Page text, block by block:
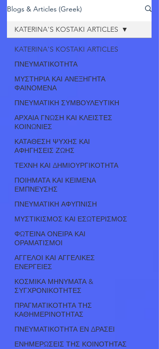
Blogs & Articles (Greek)
KATERINA'S KOSTAKI ARTICLES
ΠΝΕΥΜΑΤΙΚΟΤΗΤΑ
ΜΥΣΤΗΡΙΑ ΚΑΙ ΑΝΕΞΗΓΗΤΑ
ΦΑΙΝΟΜΕΝΑ
ΠΝΕΥΜΑΤΙΚΗ ΣΥΜΒΟΥΛΕΥΤΙΚΗ
ΑΡΧΑΙΑ ΓΝΩΣΗ ΚΑΙ ΚΛΕΙΣΤΕΣ
ΚΟΙΝΩΝΙΕΣ
ΚΑΤΑΘΕΣΗ ΨΥΧΗΣ ΚΑΙ
ΑΦΗΓΗΣΕΙΣ ΖΩΗΣ
ΤΕΧΝΗ ΚΑΙ ΔΗΜΙΟΥΡΓΙΚΟΤΗΤΑ
ΠΟΙΗΜΑΤΑ ΚΑΙ ΚΕΙΜΕΝΑ
ΕΜΠΝΕΥΣΗΣ
ΠΝΕΥΜΑΤΙΚΗ ΑΦΥΠΝΙΣΗ
ΜΥΣΤΙΚΙΣΜΟΣ ΚΑΙ ΕΣΩΤΕΡΙΣΜΟΣ
ΦΩΤΕΙΝΑ ΟΝΕΙΡΑ ΚΑΙ
ΟΡΑΜΑΤΙΣΜΟΙ
ΑΓΓΕΛΟΙ ΚΑΙ ΑΓΓΕΛΙΚΕΣ
ΕΝΕΡΓΕΙΕΣ
ΚΟΣΜΙΚΑ ΜΗΝΥΜΑΤΑ &
ΣΥΓΧΡΟΝΙΚΟΤΗΤΕΣ
ΠΡΑΓΜΑΤΙΚΟΤΗΤΑ ΤΗΣ
ΚΑΘΗΜΕΡΙΝΟΤΗΤΑΣ
ΠΝΕΥΜΑΤΙΚΟΤΗΤΑ ΕΝ ΔΡΑΣΕΙ
ΕΝΗΜΕΡΩΣΕΙΣ ΤΗΣ ΚΟΙΝΟΤΗΤΑΣ
KATERINA'S KOSTAKI ARTICLES